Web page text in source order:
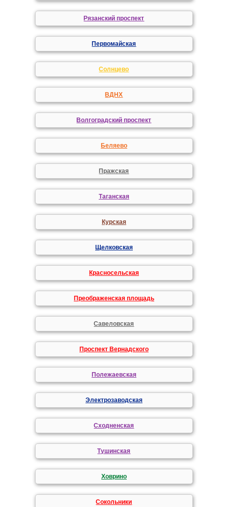
Рязанский проспект
Первомайская
Солнцево
ВДНХ
Волгоградский проспект
Беляево
Пражская
Таганская
Курская
Щелковская
Красносельская
Преображенская площадь
Савеловская
Проспект Вернадского
Полежаевская
Электрозаводская
Сходненская
Тушинская
Ховрино
Сокольники